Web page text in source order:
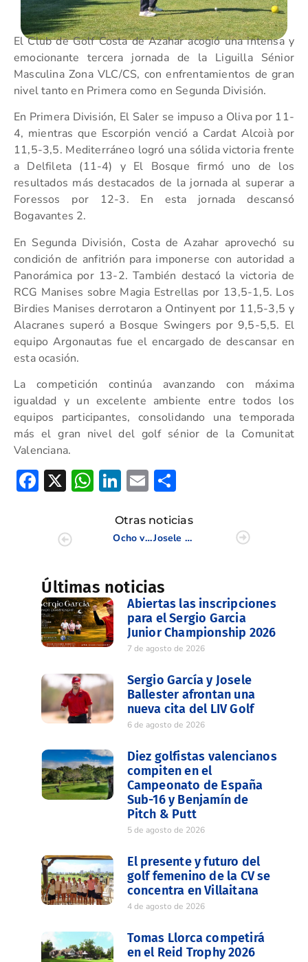
El Club de Golf Costa de Azahar acogió una intensa y
emocionante tercera jornada de la Liguilla Sénior
Masculina Zona VLC/CS, con enfrentamientos de gran
nivel tanto en Primera como en Segunda División.
En Primera División, El Saler se impuso a Oliva por 11-
4, mientras que Escorpión venció a Cardat Alcoià por
11,5-3,5. Mediterráneo logró una sólida victoria frente
a Delfileta (11-4) y El Bosque firmó uno de los
resultados más destacados de la jornada al superar a
Foressos por 12-3. En esta jornada descansó
Bogavantes 2.
En Segunda División, Costa de Azahar aprovechó su
condición de anfitrión para imponerse con autoridad a
Panorámica por 13-2. También destacó la victoria de
RCG Manises sobre Magia Estrellas por 13,5-1,5. Los
Birdies Manises derrotaron a Ontinyent por 11,5-3,5 y
Alacranes superó a Bosque Swingers por 9,5-5,5. El
equipo Argonautas fue el encargado de descansar en
esta ocasión.
La competición continúa avanzando con máxima
igualdad y un excelente ambiente entre todos los
equipos participantes, consolidando una temporada
más el gran nivel del golf sénior de la Comunitat
Valenciana.
Facebook
X WhatsApp
LinkedIn
Email
Otras noticias
Ocho valencianos competirán en el Nacional Match Play 2026
Josele Ballester se suma a la Armada española en el Soudal Open
Últimas noticias
Abiertas las inscripciones
para el Sergio Garcia
Junior Championship 2026
7 de agosto de 2026
Sergio García y Josele
Ballester afrontan una
nueva cita del LIV Golf
6 de agosto de 2026
Diez golfistas valencianos
compiten en el
Campeonato de España
Sub-16 y Benjamín de
Pitch & Putt
5 de agosto de 2026
El presente y futuro del
golf femenino de la CV se
concentra en Villaitana
4 de agosto de 2026
Tomas Llorca competirá
en el Reid Trophy 2026